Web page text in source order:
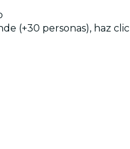
(+30 personas), haz clic